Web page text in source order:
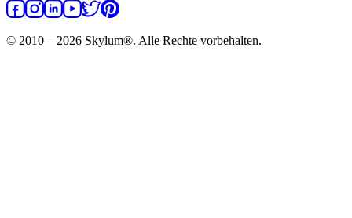
© 2010 – 2026 Skylum®. Alle Rechte vorbehalten.